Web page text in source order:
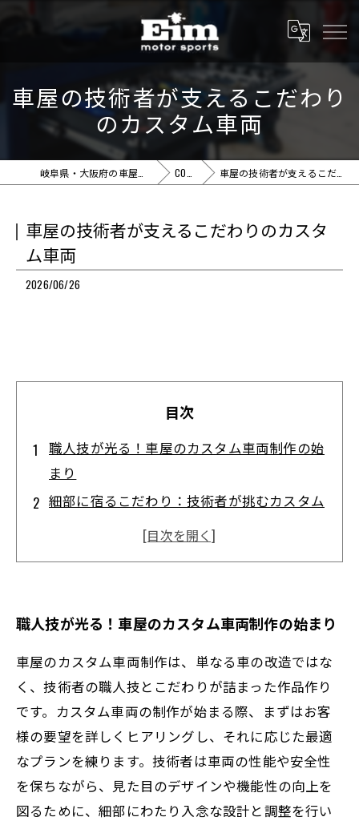
車屋の技術者が支えるこだわり
のカスタム車両
COLUMN 車屋の技術者が支えるこだわりのカスタム車両
車屋の技術者が支えるこだわりのカスタ
ム車両
2026/06/26
目次
職人技が光る！車屋のカスタム車両制作の始
まり
細部に宿るこだわり：技術者が挑むカスタム
ム車両
感動の納車Moment：こだわり抜いた一台が走
り出す
車屋技術者が解説するカスタム車両の最新ト
レンド5選
これからのカスタム車両業界を支える職人た
ちの挑戦
職人技が光る！車屋のカスタム車両制作の始まり
車屋のカスタム車両制作は、単なる車の改造ではな
く、技術者の職人技とこだわりが詰まった作品作り
です。カスタム車両の制作が始まる際、まずはお客
様の要望を詳しくヒアリングし、それに応じた最適
なプランを練ります。技術者は車両の性能や安全性
を保ちながら、見た目のデザインや機能性の向上を
図るために、細部にわたり入念な設計と調整を行い